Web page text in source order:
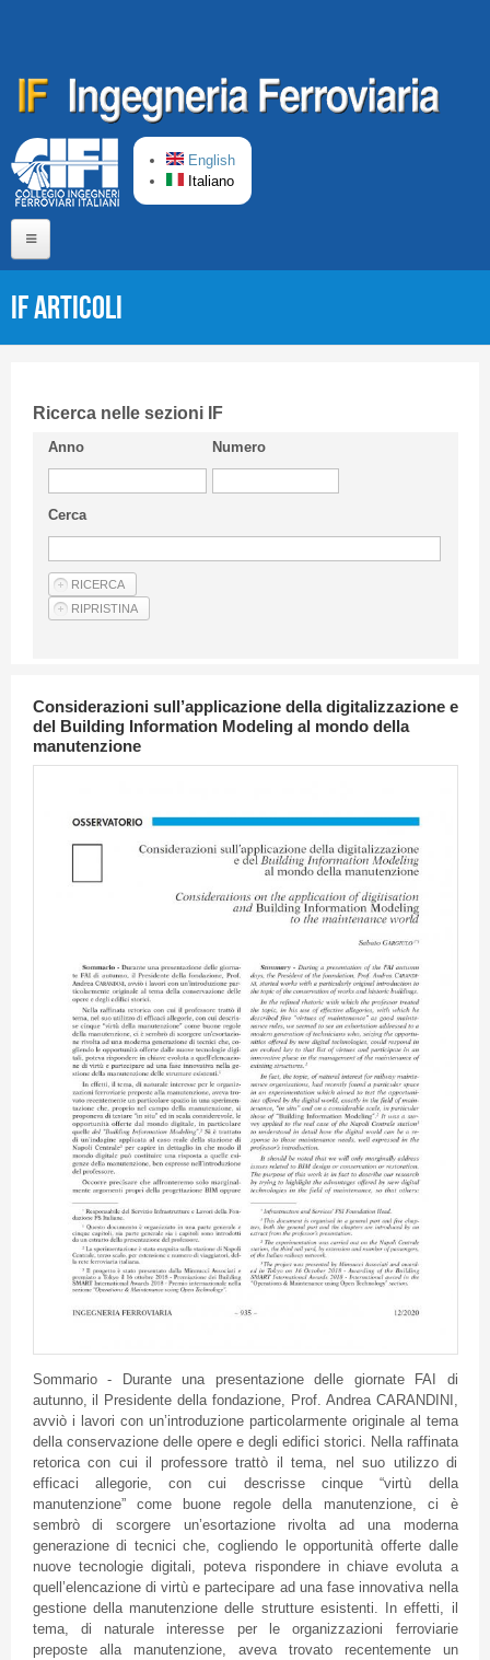
English
Italiano
CIFI in breve
Linee Guida
Privacy Policy
Articoli
IF Articoli
Ricerca nelle sezioni IF
Anno Numero
Cerca
Considerazioni sull’applicazione della digitalizzazione e
del Building Information Modeling al mondo della
manutenzione
Sommario - Durante una presentazione delle giornate FAI di
autunno, il Presidente della fondazione, Prof. Andrea CARANDINI,
avviò i lavori con un’introduzione particolarmente originale al tema
della conservazione delle opere e degli edifici storici. Nella raffinata
retorica con cui il professore trattò il tema, nel suo utilizzo di
efficaci allegorie, con cui descrisse cinque “virtù della
manutenzione” come buone regole della manutenzione, ci è
sembrò di scorgere un’esortazione rivolta ad una moderna
generazione di tecnici che, cogliendo le opportunità offerte dalle
nuove tecnologie digitali, poteva rispondere in chiave evoluta a
quell’elencazione di virtù e partecipare ad una fase innovativa nella
gestione della manutenzione delle strutture esistenti. In effetti, il
tema, di naturale interesse per le organizzazioni ferroviarie
preposte alla manutenzione, aveva trovato recentemente un